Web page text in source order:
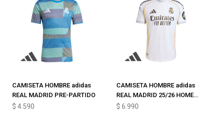
CAMISETA HOMBRE adidas
REAL MADRID PRE-PARTIDO
$ 4.590
CAMISETA HOMBRE adidas
REAL MADRID 25/26 HOME
AUTHENTIC
$ 6.990